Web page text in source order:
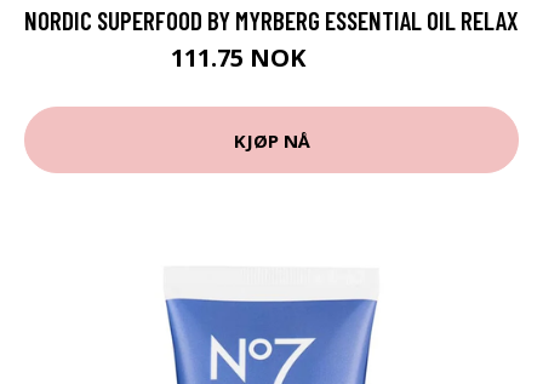
NORDIC SUPERFOOD BY MYRBERG ESSENTIAL OIL RELAX
111.75 NOK
KJØP NÅ